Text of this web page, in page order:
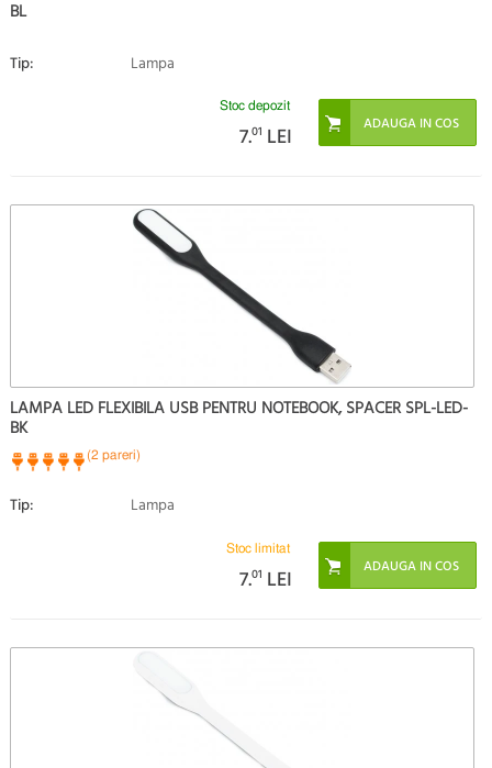
BL
Tip: Lampa
Stoc depozit
7.01 LEI
LAMPA LED FLEXIBILA USB PENTRU NOTEBOOK, SPACER SPL-LED-
BK
(2 pareri)
Tip: Lampa
Stoc limitat
7.01 LEI